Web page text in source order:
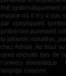
finit systématiquement
espace où il n’y a pas
par conséquent
problèmes purement
la jalousie maladive,
chez Adrian. Au bout
rares endroits lors de
l’univers
langage corporel.